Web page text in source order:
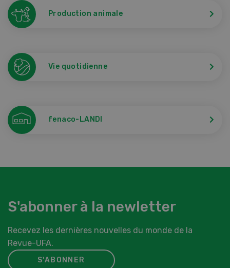
Production animale
Vie quotidienne
fenaco-LANDI
S'abonner à la newletter
Recevez les dernières nouvelles du monde de la
Revue-UFA.
S'ABONNER